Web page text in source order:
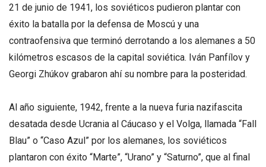
21 de junio de 1941, los soviéticos pudieron plantar con
éxito la batalla por la defensa de Moscú y una
contraofensiva que terminó derrotando a los alemanes a 50
kilómetros escasos de la capital soviética. Iván Panfílov y
Georgi Zhúkov grabaron ahí su nombre para la posteridad.
Al año siguiente, 1942, frente a la nueva furia nazifascita
desatada desde Ucrania al Cáucaso y el Volga, llamada “Fall
Blau” o “Caso Azul” por los alemanes, los soviéticos
plantaron con éxito “Marte”, “Urano” y “Saturno”, que al final